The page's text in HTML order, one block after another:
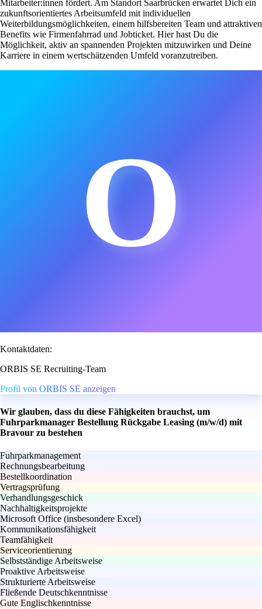
Mitarbeiter:innen fördert. Am Standort Saarbrücken erwartet Dich ein
zukunftsorientiertes Arbeitsumfeld mit individuellen
Weiterbildungsmöglichkeiten, einem hilfsbereiten Team und attraktiven
Benefits wie Firmenfahrrad und Jobticket. Hier hast Du die
Möglichkeit, aktiv an spannenden Projekten mitzuwirken und Deine
Karriere in einem wertschätzenden Umfeld voranzutreiben.
O
Kontaktdaten:
ORBIS SE Recruiting-Team
Profil von ORBIS SE anzeigen
Wir glauben, dass du diese Fähigkeiten brauchst, um
Fuhrparkmanager Bestellung Rückgabe Leasing (m/w/d) mit
Bravour zu bestehen
Fuhrparkmanagement
Rechnungsbearbeitung
Bestellkoordination
Vertragsprüfung
Verhandlungsgeschick
Nachhaltigkeitsprojekte
Microsoft Office (insbesondere Excel)
Kommunikationsfähigkeit
Teamfähigkeit
Serviceorientierung
Selbstständige Arbeitsweise
Proaktive Arbeitsweise
Strukturierte Arbeitsweise
Fließende Deutschkenntnisse
Gute Englischkenntnisse